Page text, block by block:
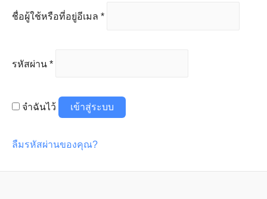
ชื่อผู้ใช้หรือที่อยู่อีเมล *
รหัสผ่าน *
จำฉันไว้ เข้าสู่ระบบ
ลืมรหัสผ่านของคุณ?